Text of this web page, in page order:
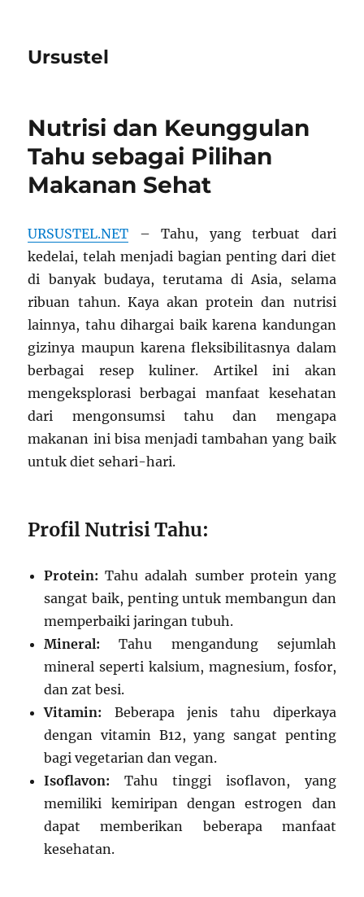
Ursustel
Nutrisi dan Keunggulan
Tahu sebagai Pilihan
Makanan Sehat
URSUSTEL.NET – Tahu, yang terbuat dari
kedelai, telah menjadi bagian penting dari diet
di banyak budaya, terutama di Asia, selama
ribuan tahun. Kaya akan protein dan nutrisi
lainnya, tahu dihargai baik karena kandungan
gizinya maupun karena fleksibilitasnya dalam
berbagai resep kuliner. Artikel ini akan
mengeksplorasi berbagai manfaat kesehatan
dari mengonsumsi tahu dan mengapa
makanan ini bisa menjadi tambahan yang baik
untuk diet sehari-hari.
Profil Nutrisi Tahu:
Protein: Tahu adalah sumber protein yang
sangat baik, penting untuk membangun dan
memperbaiki jaringan tubuh.
Mineral: Tahu mengandung sejumlah
mineral seperti kalsium, magnesium, fosfor,
dan zat besi.
Vitamin: Beberapa jenis tahu diperkaya
dengan vitamin B12, yang sangat penting
bagi vegetarian dan vegan.
Isoflavon: Tahu tinggi isoflavon, yang
memiliki kemiripan dengan estrogen dan
dapat memberikan beberapa manfaat
kesehatan.